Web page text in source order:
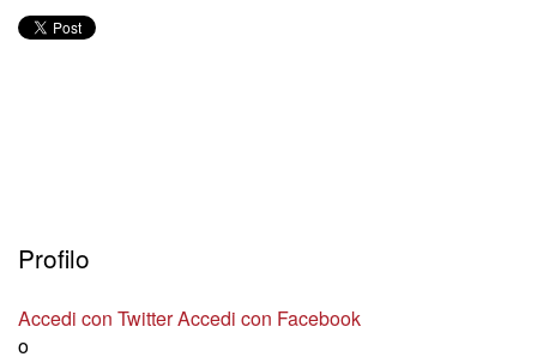
Profilo
Accedi con TwitterAccedi con Facebook
o